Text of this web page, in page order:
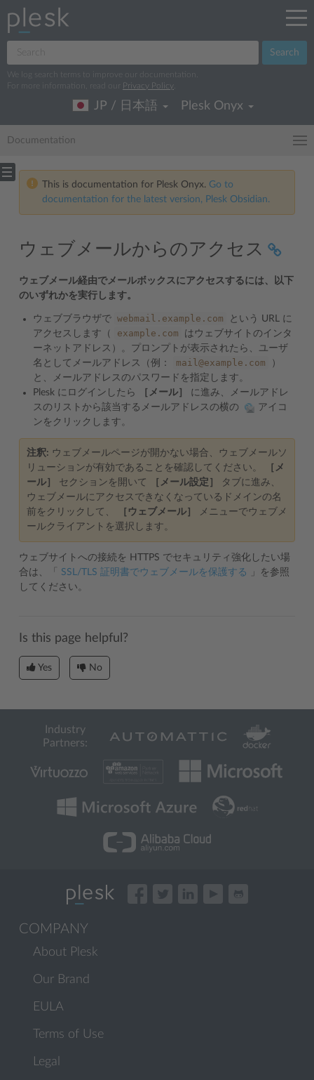
Search
We log search terms to improve our documentation.
For more information, read our
Privacy Policy
JP / 日本語 Plesk Onyx
Documentation
This is documentation for Plesk Onyx. Go to
documentation for the latest version, Plesk Obsidian.
ウェブメールからのアクセス
ウェブメール経由でメールボックスにアクセスするには、以下
のいずれかを実行します。
ウェブブラウザで webmail.example.com
という URL に
アクセスします（
example.com
はウェブサイトのインタ
ーネットアドレス）。プロンプトが表示されたら、ユーザ
名としてメールアドレス（例：
mail@example.com
）
と、メールアドレスのパスワードを指定します。
Plesk にログインしたら
［メール］
に進み、メールアドレ
スのリストから該当するメールアドレスの横の
アイコ
ンをクリックします。
注釈: ウェブメールページが開かない場合、ウェブメールソ
リューションが有効であることを確認してください。
［メ
ール］
セクションを開いて ［メール設定］
タブに進み、
ウェブメールにアクセスできなくなっているドメインの名
前をクリックして、
［ウェブメール］
メニューでウェブメ
ールクライアントを選択します。
ウェブサイトへの接続を HTTPS でセキュリティ強化したい場
合は、「 SSL/TLS 証明書でウェブメールを保護する
」を参照
してください。
Is this page helpful?
Yes No
Industry
Partners:
COMPANY
About Plesk
Our Brand
EULA
Terms of Use
Legal